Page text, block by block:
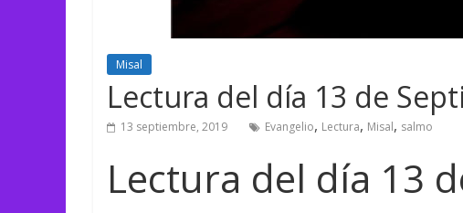
Misal
Lectura del día 13 de
13 septiembre, 2019 Evangelio, Lectura, Misal, salmo
Lectura del día 13